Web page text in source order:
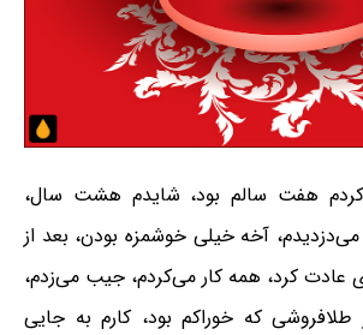
کردم هفت سالم بود، شایدم هشت سال،
آخه خیلی خوشمزه بودن، بعد از
عادت کرد، همه کار می‌کردم، جیب می‌زدم،
که خوراکم بود، کارم به جایی